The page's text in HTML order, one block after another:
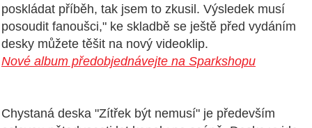
poskládat příběh, tak jsem to zkusil. Výsledek musí
posoudit fanoušci," ke skladbě se ještě před vydáním
desky můžete těšit na nový videoklip.
Nové album předobjednávejte na Sparkshopu
Chystaná deska "Zítřek být nemusí" je především